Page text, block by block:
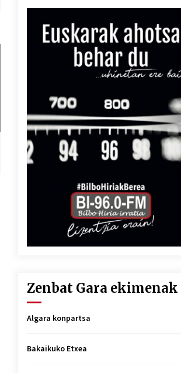
Zenbat Gara ekimenak
Algara konpartsa
Bakaikuko Etxea